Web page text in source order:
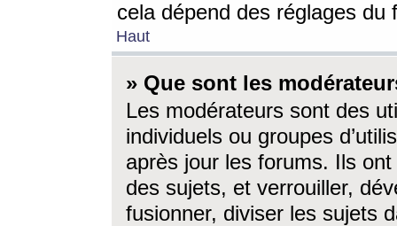
cela dépend des réglages du
Haut
» Que sont les
Les modérateurs sont des
individuels ou groupes
après jour les forums. Ils ont
des sujets, et verrouiller,
fusionner, diviser les sujets